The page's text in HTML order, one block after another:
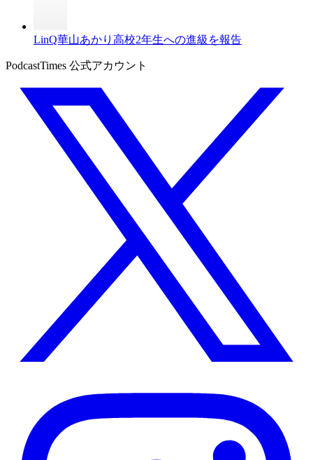
LinQ華山あかり高校2年生への進級を報告
PodcastTimes 公式アカウント